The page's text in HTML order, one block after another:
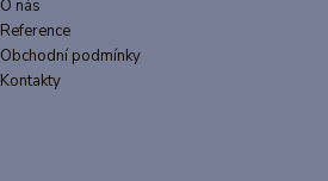
O nás
Reference
Obchodní podmínky
Kontakty